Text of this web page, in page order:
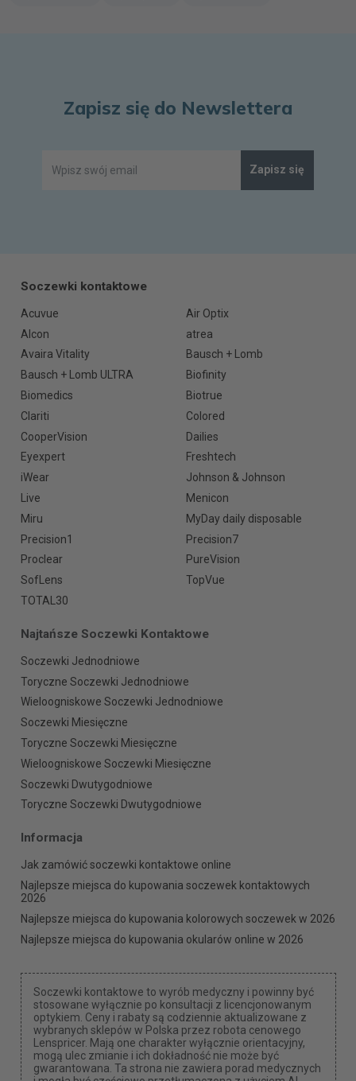
Zapisz się do Newslettera
Zapisz się
Soczewki kontaktowe
Acuvue
Air Optix
Alcon
atrea
Avaira Vitality
Bausch + Lomb
Bausch + Lomb ULTRA
Biofinity
Biomedics
Biotrue
Clariti
Colored
CooperVision
Dailies
Eyexpert
Freshtech
iWear
Johnson & Johnson
Live
Menicon
Miru
MyDay daily disposable
Precision1
Precision7
Proclear
PureVision
SofLens
TopVue
TOTAL30
Najtańsze Soczewki Kontaktowe
Soczewki Jednodniowe
Toryczne Soczewki Jednodniowe
Wieloogniskowe Soczewki Jednodniowe
Soczewki Miesięczne
Toryczne Soczewki Miesięczne
Wieloogniskowe Soczewki Miesięczne
Soczewki Dwutygodniowe
Toryczne Soczewki Dwutygodniowe
Informacja
Jak zamówić soczewki kontaktowe online
Najlepsze miejsca do kupowania soczewek kontaktowych
2026
Najlepsze miejsca do kupowania kolorowych soczewek w 2026
Najlepsze miejsca do kupowania okularów online w 2026
Soczewki kontaktowe to wyrób medyczny i powinny być
stosowane wyłącznie po konsultacji z licencjonowanym
optykiem. Ceny i rabaty są codziennie aktualizowane z
wybranych sklepów w Polska przez robota cenowego
Lenspricer. Mają one charakter wyłącznie orientacyjny,
mogą ulec zmianie i ich dokładność nie może być
gwarantowana. Ta strona nie zawiera porad medycznych